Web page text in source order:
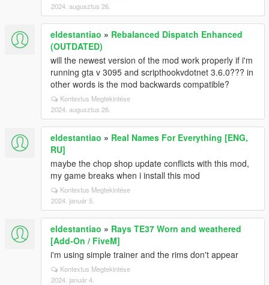
2024. augusztus 26.
eldestantiao » Rebalanced Dispatch Enhanced
(OUTDATED)
will the newest version of the mod work properly if i'm
running gta v 3095 and scripthookvdotnet 3.6.0??? in
other words is the mod backwards compatible?
Kontextus Megtekintése
2024. augusztus 26.
eldestantiao » Real Names For Everything [ENG,
RU]
maybe the chop shop update conflicts with this mod,
my game breaks when i install this mod
Kontextus Megtekintése
2024. január 5.
eldestantiao » Rays TE37 Worn and weathered
[Add-On / FiveM]
i'm using simple trainer and the rims don't appear
Kontextus Megtekintése
2024. január 4.